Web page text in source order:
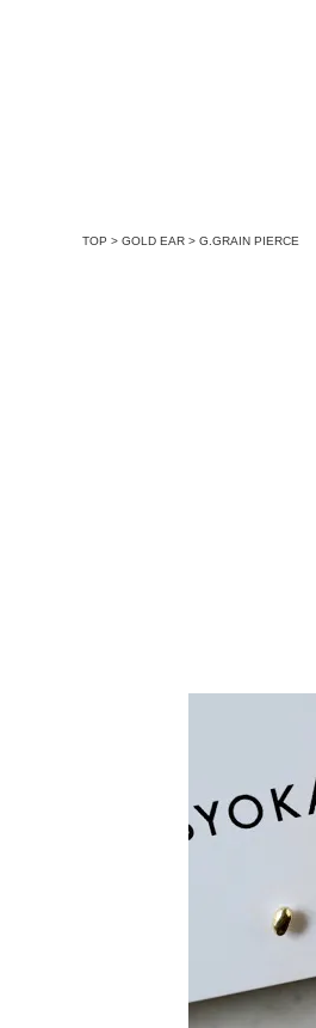
TOP > GOLD EAR > G.GRAIN PIERCE